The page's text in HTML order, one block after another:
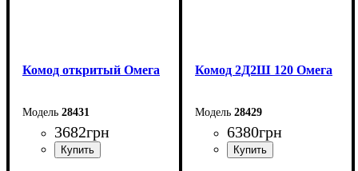
Комод откритый Омега
28431
3682грн
Комод 2Д2Ш 120 Омега
28429
6380грн